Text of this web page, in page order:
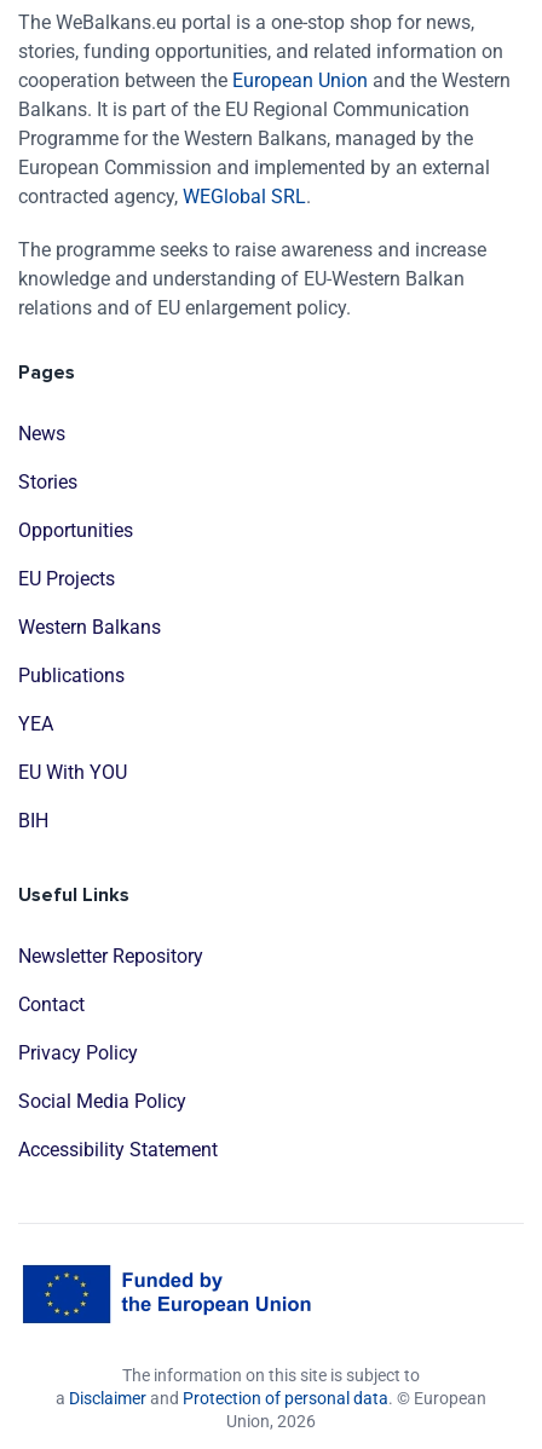
The WeBalkans.eu portal is a one-stop shop for news,
stories, funding opportunities, and related information on
cooperation between the European Union and the Western
Balkans. It is part of the EU Regional Communication
Programme for the Western Balkans, managed by the
European Commission and implemented by an external
contracted agency, WEGlobal SRL.
The programme seeks to raise awareness and increase
knowledge and understanding of EU-Western Balkan
relations and of EU enlargement policy.
Pages
News
Stories
Opportunities
EU Projects
Western Balkans
Publications
YEA
EU With YOU
BIH
Useful Links
Newsletter Repository
Contact
Privacy Policy
Social Media Policy
Accessibility Statement
The information on this site is subject to
a Disclaimerand Protection of personal data. © European
Union, 2026